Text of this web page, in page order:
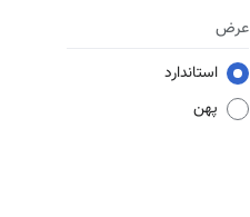
عرض
استاندارد
پهن